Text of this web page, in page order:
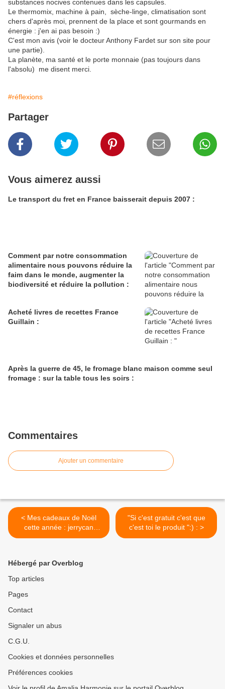
substances nocives contenues dans les capsules.
Le thermomix, machine à pain, sèche-linge, climatisation sont
chers d'après moi, prennent de la place et sont gourmands en
énergie : j'en ai pas besoin :)
C'est mon avis (voir le docteur Anthony Fardet sur son site pour
une partie).
La planète, ma santé et le porte monnaie (pas toujours dans
l'absolu) me disent merci.
#réflexions
Partager
Vous aimerez aussi
Le transport du fret en France baisserait depuis 2007 :
Comment par notre consommation
alimentaire nous pouvons réduire la
faim dans le monde, augmenter la
biodiversité et réduire la pollution :
Acheté livres de recettes France
Guillain :
Après la guerre de 45, le fromage blanc maison comme seul
fromage : sur la table tous les soirs :
Commentaires
Ajouter un commentaire
< Mes cadeaux de Noël
cette année : jerrycan
(lifesaver) et réchaud de
"Si c'est gratuit c'est que
c'est toi le produit ":) : >
Hébergé par Overblog
Top articles
Pages
Contact
Signaler un abus
C.G.U.
Cookies et données personnelles
Préférences cookies